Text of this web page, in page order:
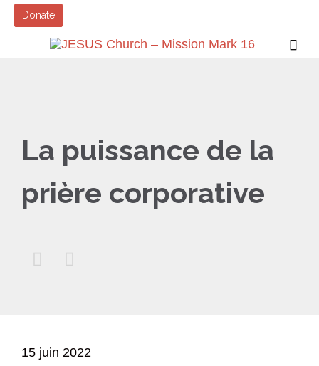
Donate

La puissance de la
prière corporative
 
15 juin 2022